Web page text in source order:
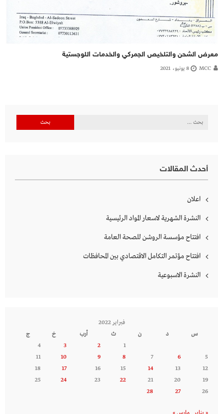
معرض الشحن والتلخيص الجمركي والخدمات اللوجستية
MCC 8 يونيو، 2021
البحث
أحدث المقالات
اعلان
النشرة الشهرية لاسعار المواد الرئيسية
افتتاح مؤسسة الروشن للصحة العامة
افتتاح مؤتمر التكامل الاقتصادي بين المحافظات
النشرة الاسبوعية
فبراير 2022
س
د ن ث أرب خ
ج
1
2
3
4
5
6
7
8
9
10
11
12
13
14
15
16
17
18
19
20
21
22
23
24
25
26
27
28